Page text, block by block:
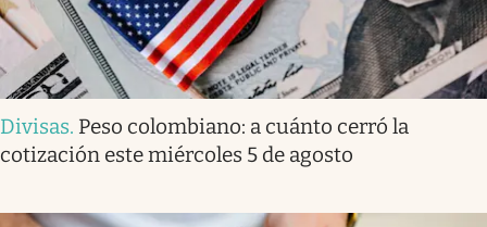
Divisas. Peso colombiano: a cuánto cerró la
cotización este miércoles 5 de agosto